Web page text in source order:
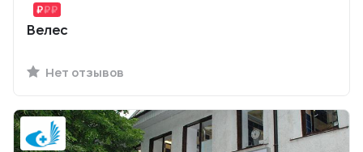
Велес
Нет отзывов